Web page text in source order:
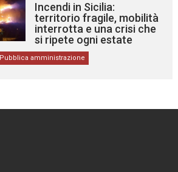
Incendi in Sicilia:
territorio fragile, mobilità
interrotta e una crisi che
si ripete ogni estate
Pubblica amministrazione